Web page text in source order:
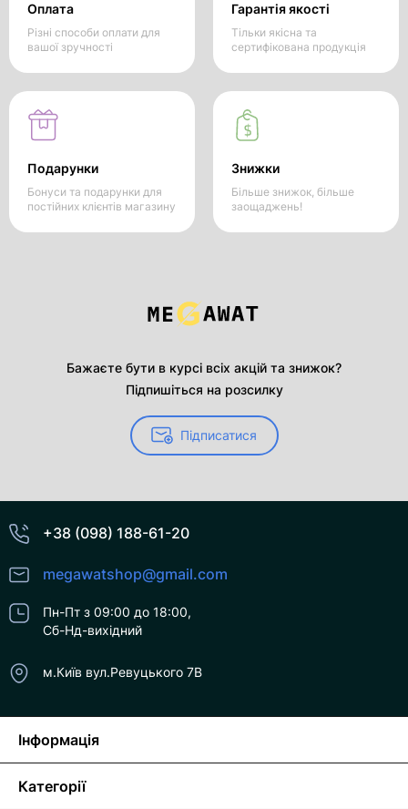
Оплата
Різні способи оплати для
вашої зручності
Гарантія якості
Тільки якісна та
сертифікована продукція
Подарунки
Бонуси та подарунки для
постійних клієнтів магазину
Знижки
Більше знижок, більше
заощаджень!
Бажаєте бути в курсі всіх акцій та знижок?
Підпишіться на розсилку
Підписатися
+38 (098) 188-61-20
megawatshop@gmail.com
Пн-Пт з 09:00 до 18:00,
Сб-Нд-вихідний
м.Київ вул.Ревуцького 7В
Інформація
Категорії